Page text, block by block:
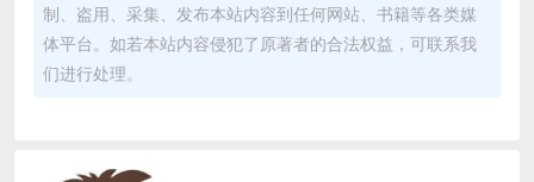
制、盗用、采集、发布本站内容到任何网站、书籍等各类媒
体平台。如若本站内容侵犯了原著者的合法权益，可联系我
们进行处理。